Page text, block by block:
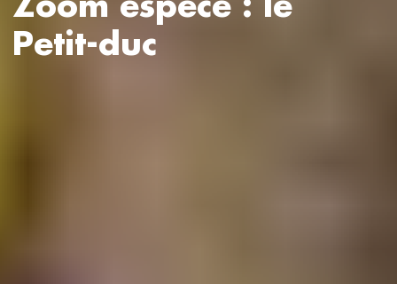
Zoom espèce : le
Petit-duc